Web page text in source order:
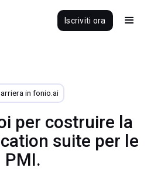
Iscriviti ora
in fonio.ai
per costruire la
suite per le
PMI.